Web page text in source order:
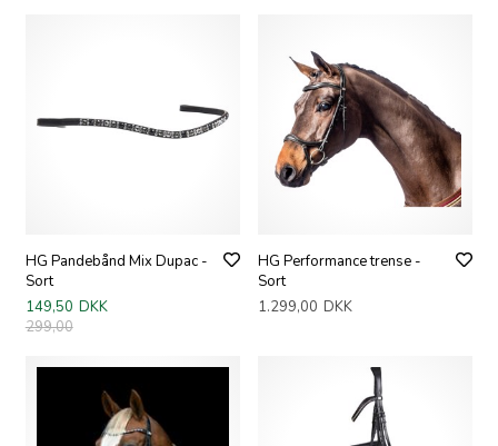
HG Pandebånd Mix Dupac -
Sort
149,50 DKK
299,00
HG Performance trense -
Sort
1.299,00 DKK